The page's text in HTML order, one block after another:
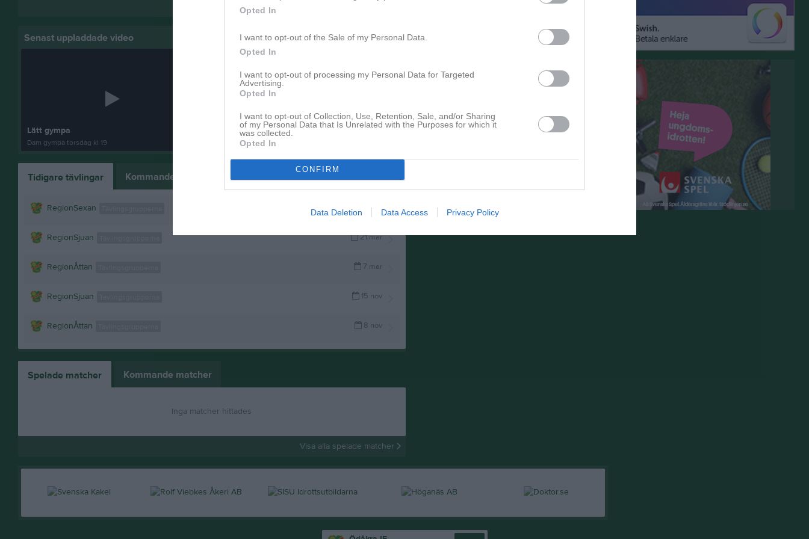
Opted In
I want to opt-out of the Sale of my Personal Data.
Opted In
I want to opt-out of processing my Personal Data for Targeted
Advertising.
Opted In
I want to opt-out of Collection, Use, Retention, Sale, and/or Sharing
of my Personal Data that Is Unrelated with the Purposes for which it
was collected.
Opted In
CONFIRM
Data Deletion Data Access Privacy Policy
Visa fler nyheter
Senast uppladdade video
Lätt gympa
Dam gympa torsdag kl 19
Senast uppdaterade album
Idrottsplats
5 bilder
Tidigare tävlingar Kommande tävlingar
25 apr
RegionSexan
21 mar
RegionSjuan
7 mar
RegionÅttan
15 nov
RegionSjuan
8 nov
RegionÅttan
Spelade matcher Kommande matcher
Inga matcher hittades
Visa alla spelade matcher